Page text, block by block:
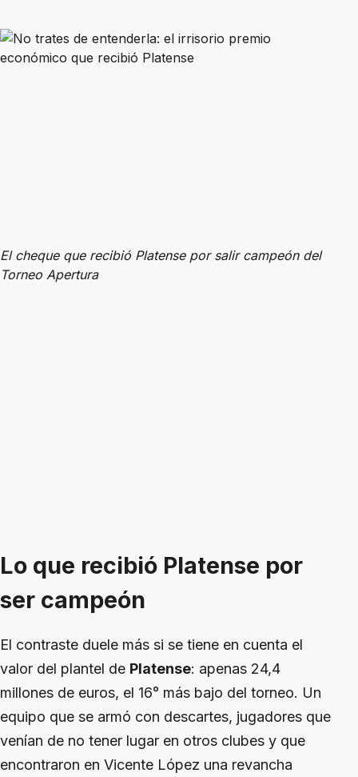
El cheque que recibió Platense por salir campeón del
Torneo Apertura
Lo que recibió Platense por
ser campeón
El contraste duele más si se tiene en cuenta el
valor del plantel de Platense: apenas 24,4
millones de euros, el 16° más bajo del torneo. Un
equipo que se armó con descartes, jugadores que
venían de no tener lugar en otros clubes y que
encontraron en Vicente López una revancha